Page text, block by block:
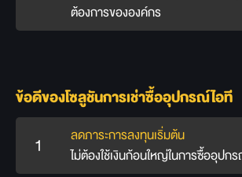
ต้องการขององค์กร
ข้อดีของโซลูชันการเช่าซื้ออุปกรณ์ไอที
1
ลดภาระการลงทุนเริ่มต้น
ไม่ต้องใช้เงินก้อนใหญ่ในการซื้ออุปก